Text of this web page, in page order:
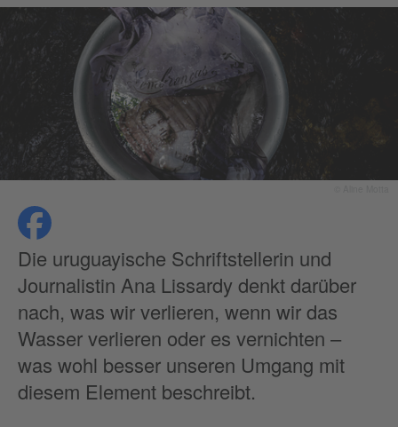
teilen
Die uruguayische Schriftstellerin und
Journalistin Ana Lissardy denkt darüber
nach, was wir verlieren, wenn wir das
Wasser verlieren oder es vernichten –
was wohl besser unseren Umgang mit
diesem Element beschreibt.